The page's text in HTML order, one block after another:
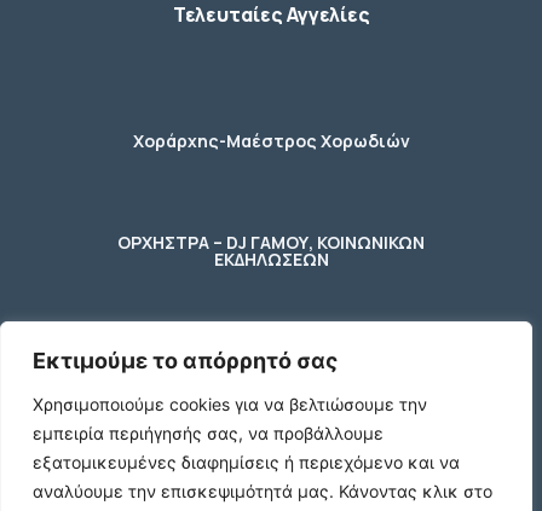
Εκτιμούμε το απόρρητό σας
Χρησιμοποιούμε cookies για να βελτιώσουμε την
εμπειρία περιήγησής σας, να προβάλλουμε
εξατομικευμένες διαφημίσεις ή περιεχόμενο και να
αναλύουμε την επισκεψιμότητά μας. Κάνοντας κλικ στο
Τελευταίες Αγγελίες
Χοράρχης-Μαέστρος Χορωδιών
ΟΡΧΗΣΤΡΑ – DJ ΓΑΜΟΥ, ΚΟΙΝΩΝΙΚΩΝ
ΕΚΔΗΛΩΣΕΩΝ
φύλακας – κηπουρος
2 Ποτήρια μπύρας ενός λίτρου (1 L)
γυάλινα με χερούλι
€10